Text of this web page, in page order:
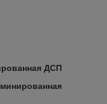
ДСП